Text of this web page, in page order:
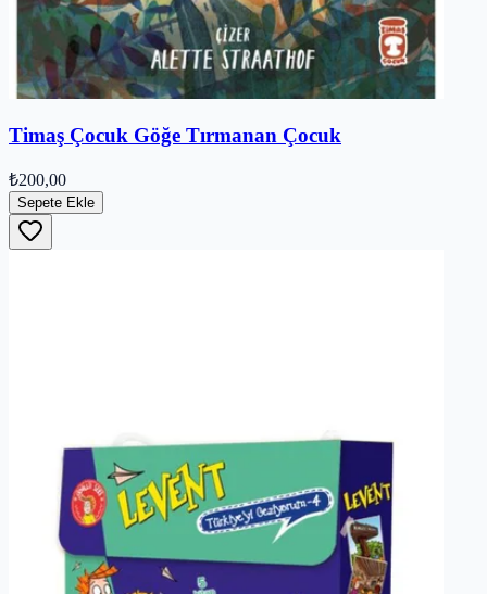
Timaş Çocuk Göğe Tırmanan Çocuk
₺200,00
Sepete Ekle